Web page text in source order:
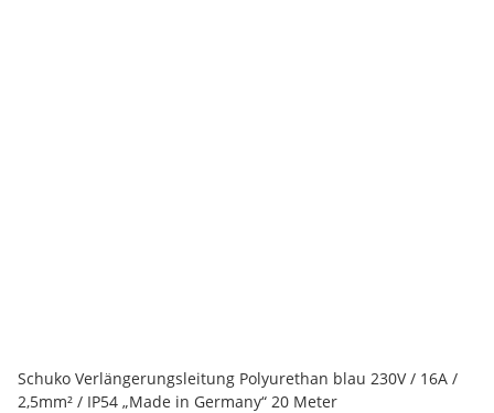
Schuko Verlängerungsleitung Polyurethan blau 230V / 16A /
2,5mm² / IP54 „Made in Germany“ 20 Meter